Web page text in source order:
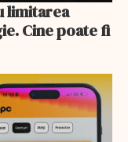
limitarea
Cine poate fi